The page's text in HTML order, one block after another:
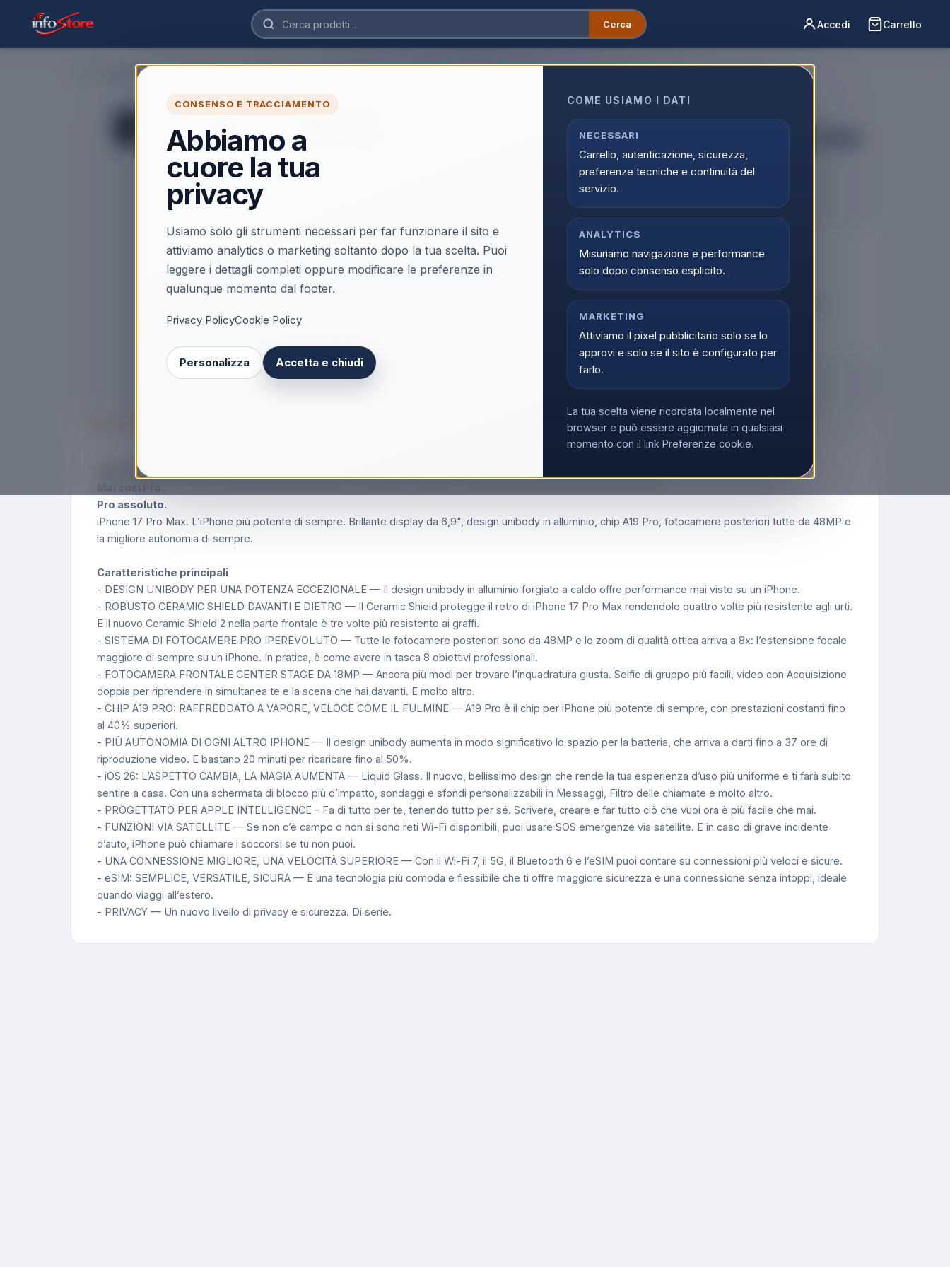
CONSENSO E TRACCIAMENTO
Abbiamo a
cuore la tua
privacy
Usiamo solo gli strumenti necessari per far funzionare il sito e
attiviamo analytics o marketing soltanto dopo la tua scelta. Puoi
leggere i dettagli completi oppure modificare le preferenze in
qualunque momento dal footer.
Privacy PolicyCookie Policy
Personalizza Accetta e chiudi
COME USIAMO I DATI
NECESSARI
Carrello, autenticazione, sicurezza,
preferenze tecniche e continuità del
servizio.
ANALYTICS
Misuriamo navigazione e performance
solo dopo consenso esplicito.
MARKETING
Attiviamo il pixel pubblicitario solo se lo
approvi e solo se il sito è configurato per
farlo.
La tua scelta viene ricordata localmente nel
browser e può essere aggiornata in qualsiasi
momento con il link Preferenze cookie.
Cerca Accedi Carrello
Apple iPhone 17 Pro Max 256GB 6,9" Deep Blue ITA MFYP4QL/A
Apple iPhone 17 Pro Max 256GB 6,9" Deep Blue
ITA MFYP4QL/A
🔒
Accedi per vedere i prezzi
Solo i clienti registrati e abilitati possono visualizzare i prezzi e acquistare.
Accedi Registrati
Apple iPhone 17 Pro Max 256GB Blu Profondo, 17,5 cm (6.9"), 2868 x 1320 Pixel, 256 GB, 48 MP, iOS 26, Blu
Pro assoluto.
iPhone 17 Pro Max. L’iPhone più potente di sempre. Brillante display da 6,9", design unibody in alluminio, chip A19 Pro, fotocamere posteriori tutte da 48MP e
la migliore autonomia di sempre.
Caratteristiche principali
- DESIGN UNIBODY PER UNA POTENZA ECCEZIONALE — Il design unibody in alluminio forgiato a caldo offre performance mai viste su un iPhone.
- ROBUSTO CERAMIC SHIELD DAVANTI E DIETRO — Il Ceramic Shield protegge il retro di iPhone 17 Pro Max rendendolo quattro volte più resistente agli urti.
E il nuovo Ceramic Shield 2 nella parte frontale è tre volte più resistente ai graffi.
- SISTEMA DI FOTOCAMERE PRO IPEREVOLUTO — Tutte le fotocamere posteriori sono da 48MP e lo zoom di qualità ottica arriva a 8x: l’estensione focale
maggiore di sempre su un iPhone. In pratica, è come avere in tasca 8 obiettivi professionali.
- FOTOCAMERA FRONTALE CENTER STAGE DA 18MP — Ancora più modi per trovare l’inquadratura giusta. Selfie di gruppo più facili, video con Acquisizione
doppia per riprendere in simultanea te e la scena che hai davanti. E molto altro.
- CHIP A19 PRO: RAFFREDDATO A VAPORE, VELOCE COME IL FULMINE — A19 Pro è il chip per iPhone più potente di sempre, con prestazioni costanti fino
al 40% superiori.
- PIÙ AUTONOMIA DI OGNI ALTRO IPHONE — Il design unibody aumenta in modo significativo lo spazio per la batteria, che arriva a darti fino a 37 ore di
riproduzione video. E bastano 20 minuti per ricaricare fino al 50%.
- iOS 26: L’ASPETTO CAMBIA, LA MAGIA AUMENTA — Liquid Glass. Il nuovo, bellissimo design che rende la tua esperienza d’uso più uniforme e ti farà subito
sentire a casa. Con una schermata di blocco più d’impatto, sondaggi e sfondi personalizzabili in Messaggi, Filtro delle chiamate e molto altro.
- PROGETTATO PER APPLE INTELLIGENCE – Fa di tutto per te, tenendo tutto per sé. Scrivere, creare e far tutto ciò che vuoi ora è più facile che mai.
- FUNZIONI VIA SATELLITE — Se non c’è campo o non si sono reti Wi-Fi disponibili, puoi usare SOS emergenze via satellite. E in caso di grave incidente
d’auto, iPhone può chiamare i soccorsi se tu non puoi.
- UNA CONNESSIONE MIGLIORE, UNA VELOCITÀ SUPERIORE — Con il Wi-Fi 7, il 5G, il Bluetooth 6 e l’eSIM puoi contare su connessioni più veloci e sicure.
- eSIM: SEMPLICE, VERSATILE, SICURA — È una tecnologia più comoda e flessibile che ti offre maggiore sicurezza e una connessione senza intoppi, ideale
quando viaggi all’estero.
- PRIVACY — Un nuovo livello di privacy e sicurezza. Di serie.